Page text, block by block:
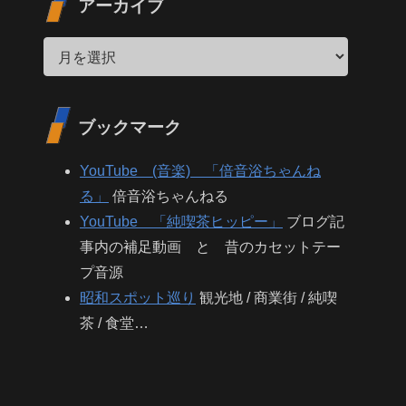
アーカイブ
ブックマーク
YouTube (音楽) 「倍音浴ちゃんね
る」
倍音浴ちゃんねる
YouTube 「純喫茶ヒッピー」
ブログ記
事内の補足動画 と 昔のカセットテー
プ音源
昭和スポット巡り 観光地 / 商業街 / 純喫
茶 / 食堂…